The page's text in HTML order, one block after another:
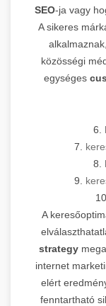
SEO-ja vagy
A sikeres
közösségi
egységes
6.
7.
8.
9.
10.
A
strategy
internet
elért
fenntartható